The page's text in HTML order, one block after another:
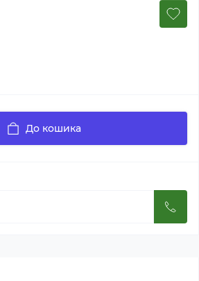
До кошика